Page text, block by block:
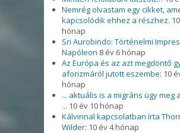
Nemrég olvastam egy cikket,
kapcsolódik ehhez a részhez.
hónap
Sri Aurobindo: Történelmi
Napóleon 8 év 6 hónap
Az Európa és az azt megdöntő
aforizmáról jutott eszembe: 10
hónap
... aktuális is a migráns ügy meg
... 10 év 10 hónap
Kálvinnal kapcsolatban írta
Wilder: 10 év 4 hónap